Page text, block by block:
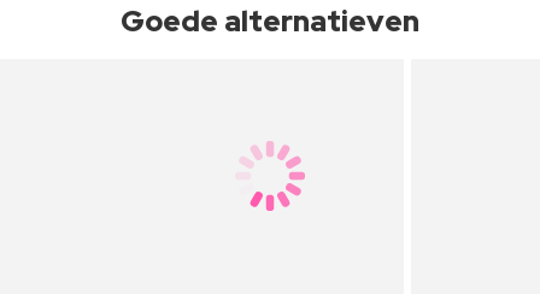
Goede alternatieven